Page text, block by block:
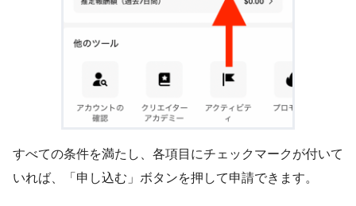
すべての条件を満たし、各項目にチェックマークが付いて
いれば、「申し込む」ボタンを押して申請できます。